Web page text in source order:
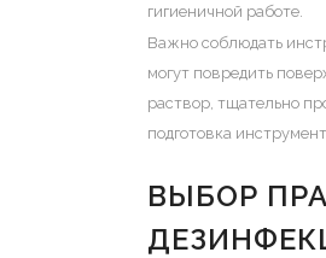
гигиеничной работе.
Важно соблюдать
могут повредить
раствор, тщательно
подготовка
ВЫБОР